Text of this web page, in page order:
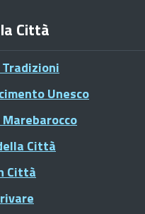
Città
Unesco
Città
Città